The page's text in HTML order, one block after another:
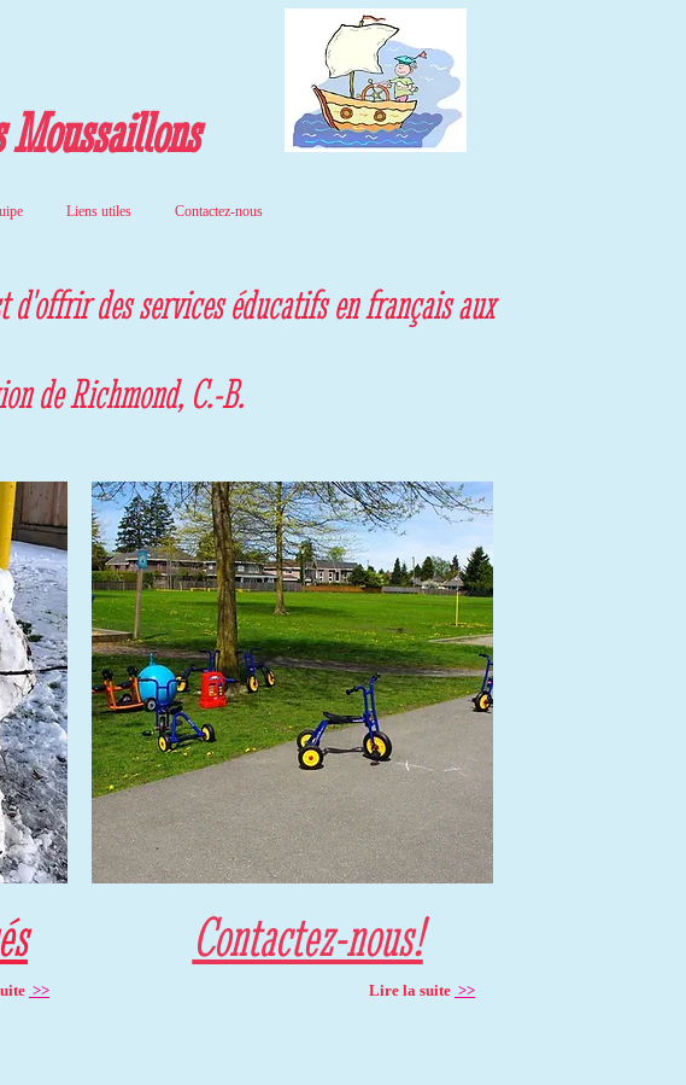
des services éducatifs en français aux
de Richmond, C.-B.
Liens utiles Contactez-nous
>>
Contactez-nous!
Lire la suite >>